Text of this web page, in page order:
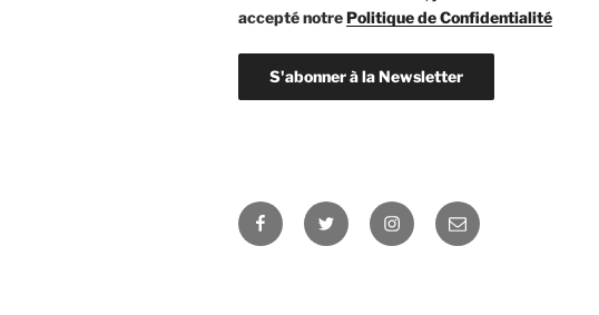
accepté notrePolitique de Confidentialité
FacebookTwitter Instagram
E-
mail